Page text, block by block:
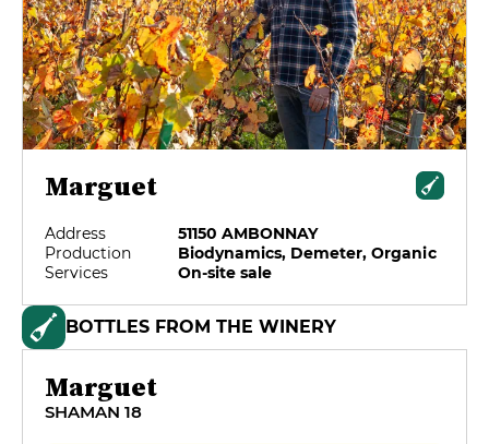
Marguet
Address
51150 AMBONNAY
Production
Biodynamics, Demeter, Organic
Services
On-site sale
BOTTLES FROM THE WINERY
Marguet
SHAMAN 18